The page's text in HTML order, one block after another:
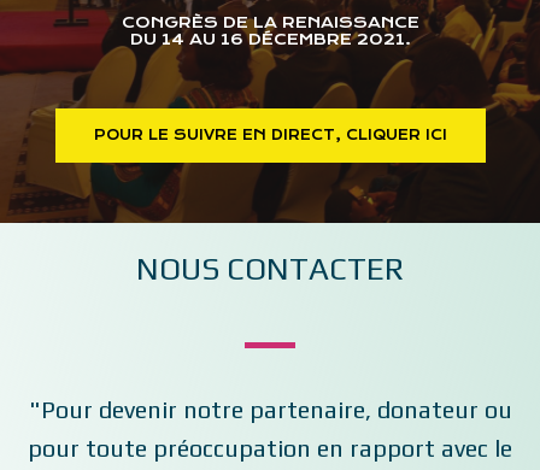
CONGRÈS DE LA RENAISSANCE
DU 14 AU 16 DÉCEMBRE 2021.
POUR LE SUIVRE EN DIRECT, CLIQUER ICI
NOUS CONTACTER
"Pour devenir notre partenaire, donateur ou
pour toute préoccupation en rapport avec le